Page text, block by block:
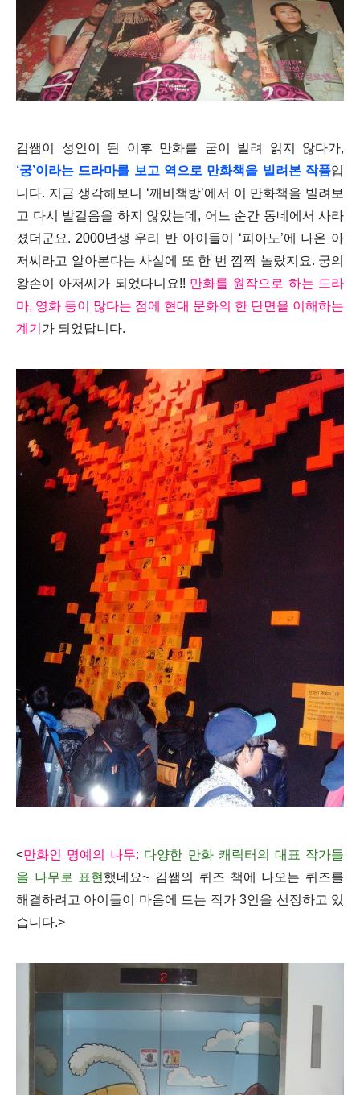
김쌤이 성인이 된 이후 만화를 굳이 빌려 읽지 않다가,
‘궁’이라는 드라마를 보고 역으로 만화책을 빌려본 작품입
니다. 지금 생각해보니 ‘깨비책방’에서 이 만화책을 빌려보
고 다시 발걸음을 하지 않았는데, 어느 순간 동네에서 사라
졌더군요. 2000년생 우리 반 아이들이 ‘피아노’에 나온 아
저씨라고 알아본다는 사실에 또 한 번 깜짝 놀랐지요. 궁의
왕손이 아저씨가 되었다니요!! 만화를 원작으로 하는 드라
마, 영화 등이 많다는 점에 현대 문화의 한 단면을 이해하는
계기 가 되었답니다.
<만화인 명예의 나무: 다양한 만화 캐릭터의 대표 작가들
을 나무로 표현 했네요~ 김쌤의 퀴즈 책에 나오는 퀴즈를
해결하려고 아이들이 마음에 드는 작가 3인을 선정하고 있
습니다.>